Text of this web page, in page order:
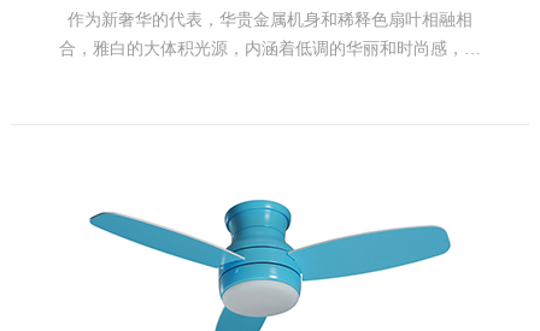
作为新奢华的代表，华贵金属机身和稀释色扇叶相融相
合，雅白的大体积光源，内涵着低调的华丽和时尚感，成